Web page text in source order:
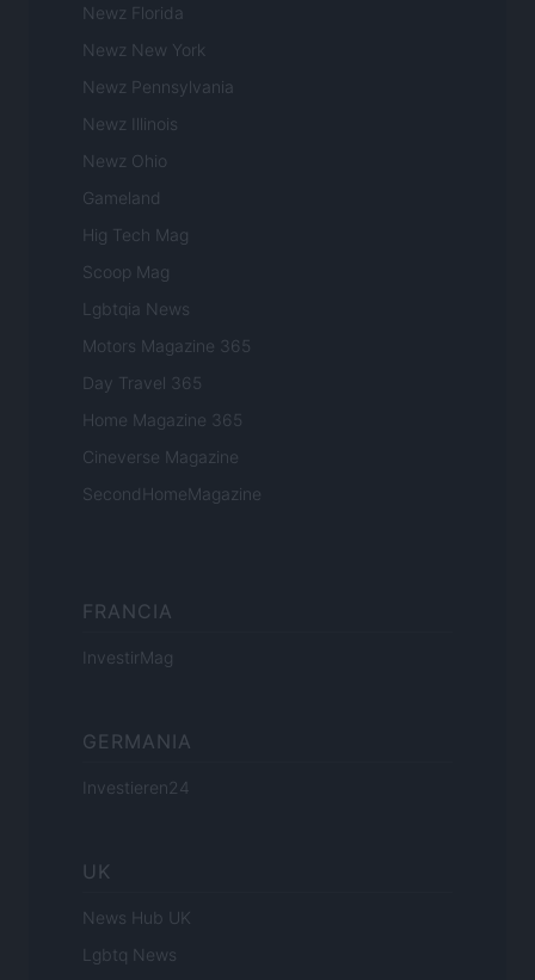
Newz Florida
Newz New York
Newz Pennsylvania
Newz Illinois
Newz Ohio
Gameland
Hig Tech Mag
Scoop Mag
Lgbtqia News
Motors Magazine 365
Day Travel 365
Home Magazine 365
Cineverse Magazine
SecondHomeMagazine
FRANCIA
InvestirMag
GERMANIA
Investieren24
UK
News Hub UK
Lgbtq News